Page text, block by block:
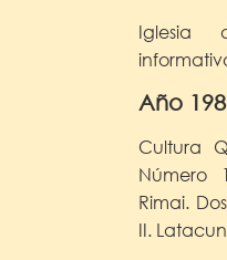
Iglesia
Año
Cultura
Número
Rimai.
II.